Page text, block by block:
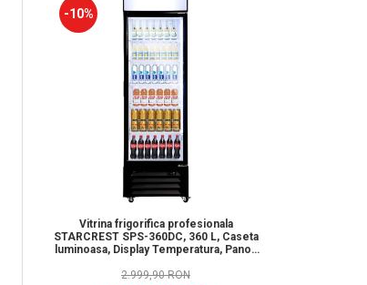
-10%
Vitrina frigorifica profesionala
STARCREST SPS-360DC, 360 L, Caseta
luminoasa, Display Temperatura, Panou
195 cm
2.999,90 RON